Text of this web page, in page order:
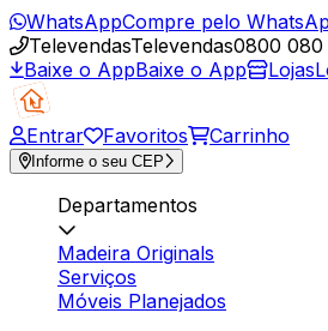
WhatsAppCompre pelo
TelevendasTelevendas0800 080
Baixe o AppBaixe o App Lojas
Entrar Favoritos Carrinho
Informe o seu CEP
Departamentos
Madeira Originals
Serviços
Móveis Planejados